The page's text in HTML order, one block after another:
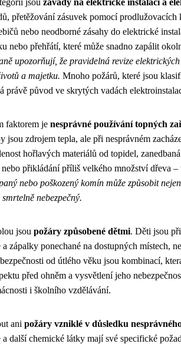
jsou závady na elektrické instalaci a
přetěžování zásuvek pomocí prodlužovacích
nebo neodborné zásahy do elektrické
nebo přehřátí, které může snadno zapálit
upozorňují, že pravidelná revize
a majetku. Mnoho požárů, které jsou
právě původ ve skrytých vadách
faktorem je nesprávné používání topných
jsou zdrojem tepla, ale při nesprávném
hořlavých materiálů od topidel,
přikládání příliš velkého množství dřeva
nebo poškozený komín může způsobit
nebezpečný.
jsou požáry způsobené dětmi. Děti jsou
zápalky ponechané na dostupných místech,
od útlého věku jsou kombinací,
před ohněm a vysvětlení jeho
i školního vzdělávání.
ani požáry vzniklé v důsledku
další chemické látky mají své specifické